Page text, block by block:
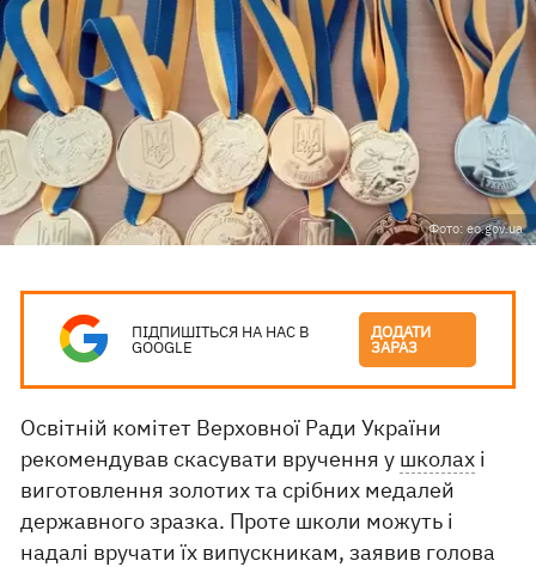
Фото: eo.gov.ua
ПІДПИШІТЬСЯ НА НАС В
GOOGLE
ДОДАТИ
ЗАРАЗ
Освітній комітет Верховної Ради України
рекомендував скасувати вручення у школах і
виготовлення золотих та срібних медалей
державного зразка. Проте школи можуть і
надалі вручати їх випускникам, заявив голова